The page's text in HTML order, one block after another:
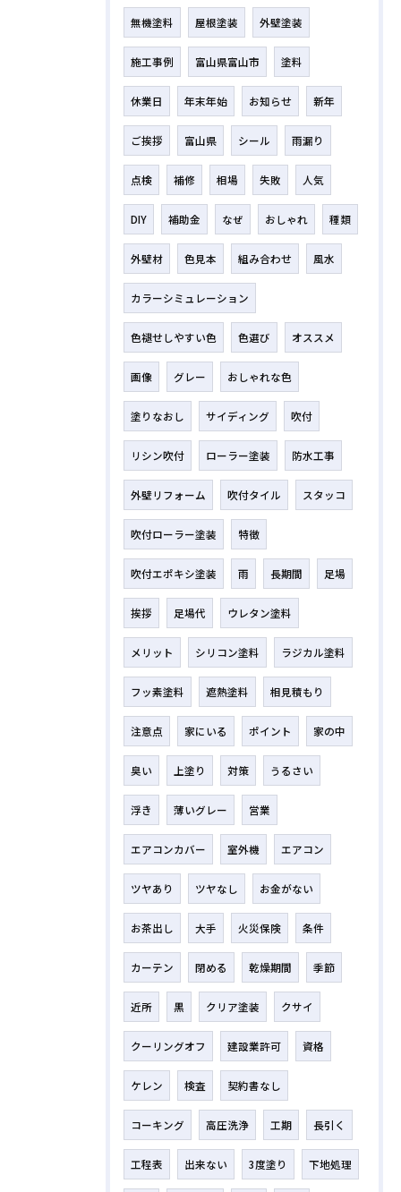
無機塗料 屋根塗装 外壁塗装
施工事例 富山県富山市 塗料
休業日 年末年始 お知らせ 新年
ご挨拶 富山県 シール 雨漏り
点検 補修 相場 失敗 人気
DIY 補助金 なぜ おしゃれ 種類
外壁材 色見本 組み合わせ 風水
カラーシミュレーション
色褪せしやすい色 色選び オススメ
画像 グレー おしゃれな色
塗りなおし サイディング 吹付
リシン吹付 ローラー塗装 防水工事
外壁リフォーム 吹付タイル スタッコ
吹付ローラー塗装 特徴
吹付エポキシ塗装 雨 長期間 足場
挨拶 足場代 ウレタン塗料
メリット シリコン塗料 ラジカル塗料
フッ素塗料 遮熱塗料 相見積もり
注意点 家にいる ポイント 家の中
臭い 上塗り 対策 うるさい
浮き 薄いグレー 営業
エアコンカバー 室外機 エアコン
ツヤあり ツヤなし お金がない
お茶出し 大手 火災保険 条件
カーテン 閉める 乾燥期間 季節
近所 黒 クリア塗装 クサイ
クーリングオフ 建設業許可 資格
ケレン 検査 契約書なし
コーキング 高圧洗浄 工期 長引く
工程表 出来ない 3度塗り 下地処理